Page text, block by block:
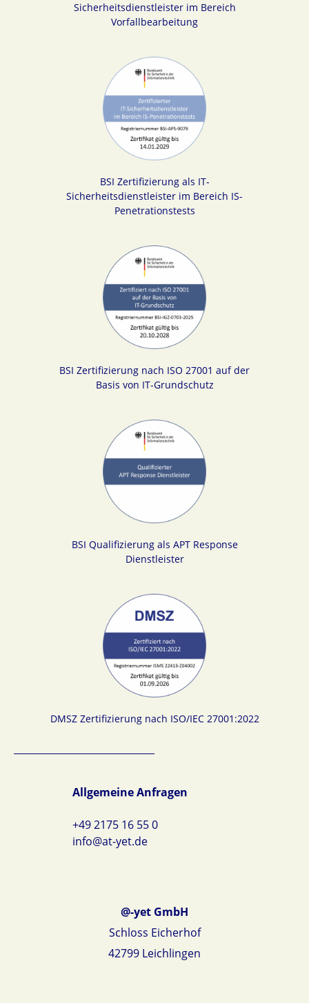
Sicherheitsdienstleister im Bereich
Vorfallbearbeitung
BSI Zertifizierung als IT-
Sicherheitsdienstleister im Bereich IS-
Penetrationstests
BSI Zertifizierung nach ISO 27001 auf der
Basis von IT-Grundschutz
BSI Qualifizierung als APT Response
Dienstleister
DMSZ Zertifizierung nach ISO/IEC 27001:2022
Allgemeine Anfragen
+49 2175 16 55 0
info@at-yet.de
@-yet GmbH
Schloss Eicherhof
42799 Leichlingen